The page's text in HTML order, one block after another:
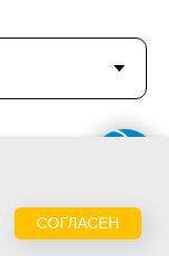
СОГЛАСЕН